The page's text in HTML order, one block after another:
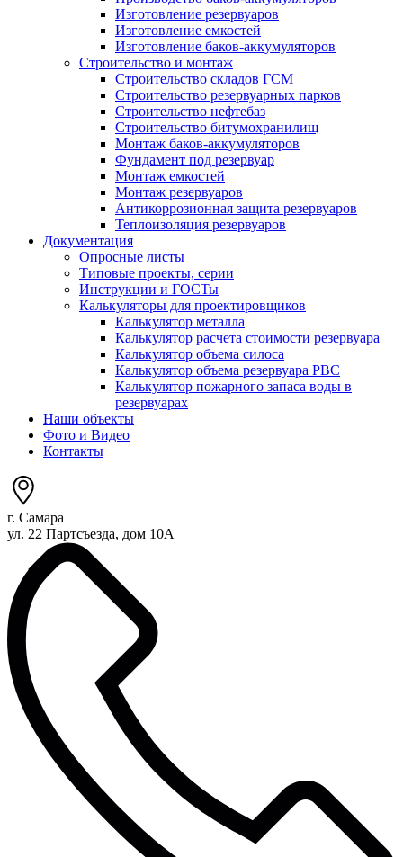
Изготовление резервуаров
Изготовление емкостей
Изготовление баков-аккумуляторов
Строительство и монтаж
Строительство складов ГСМ
Строительство резервуарных парков
Строительство нефтебаз
Строительство битумохранилищ
Монтаж баков-аккумуляторов
Фундамент под резервуар
Монтаж емкостей
Монтаж резервуаров
Антикоррозионная защита резервуаров
Теплоизоляция резервуаров
Документация
Опросные листы
Типовые проекты, серии
Инструкции и ГОСТы
Калькуляторы для проектировщиков
Калькулятор металла
Калькулятор расчета стоимости резервуара
Калькулятор объема силоса
Калькулятор объема резервуара РВС
Калькулятор пожарного запаса воды в
резервуарах
Наши объекты
Фото и Видео
Контакты
г. Самара
ул. 22 Партсъезда, дом 10А